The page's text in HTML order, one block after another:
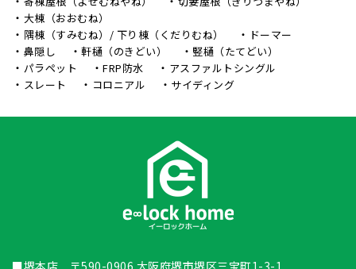
大棟（おおむね）
隅棟（すみむね）/ 下り棟（くだりむね）
ドーマー
鼻隠し
軒樋（のきどい）
竪樋（たてどい）
パラペット
FRP防水
アスファルトシングル
スレート
コロニアル サイディング